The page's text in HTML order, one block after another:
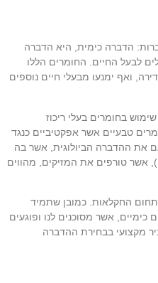
הדברה כימית, היא הדברה
לבעל החיים. החומרים הללו
ואף ימנעו מבעלי חיים נוספים
בחומרים בעלי ריכוז
טבעיים אשר אפקטיביים כנגד
את ההדברה הביולוגית, אשר בה
אשר טורפים את המזיקים, מהווים
החקלאות. כמובן שתמיד
אשר מסוכנים לנו ופוגעים
מקצועי בבחירת ההדברה